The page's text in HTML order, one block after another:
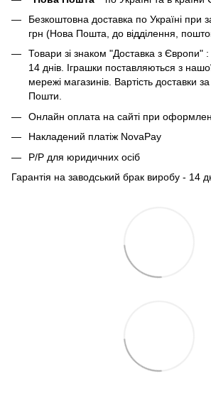
Безкоштовна доставка по Україні при
грн (Нова Пошта, до відділення,
Товари зі знаком "Доставка з Європи"
14 днів. Іграшки поставляються з
мережі магазинів. Вартість доставки
Пошти.
Онлайн оплата на сайті при
Накладений платіж NovaPay
Р/Р для юридичних осіб
Гарантія на заводський брак виробу - 14